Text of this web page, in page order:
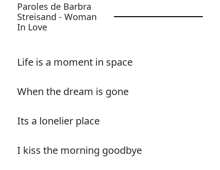
Paroles de Barbra
Streisand - Woman
In Love
Life is a moment in space
When the dream is gone
Its a lonelier place
I kiss the morning goodbye